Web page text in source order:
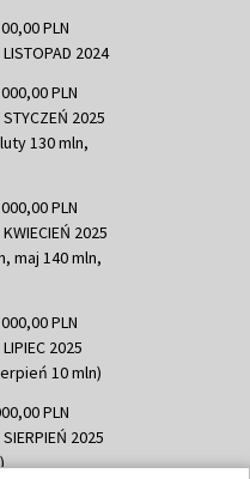
PLN
2024
PLN
2025
130 mln,
PLN
2025
maj 140 mln,
PLN
2025
10 mln)
PLN
2025